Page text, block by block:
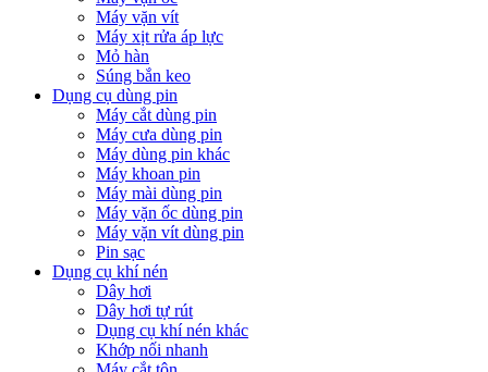
Máy vặn vít
Máy xịt rửa áp lực
Mỏ hàn
Súng bắn keo
Dụng cụ dùng pin
Máy cắt dùng pin
Máy cưa dùng pin
Máy dùng pin khác
Máy khoan pin
Máy mài dùng pin
Máy vặn ốc dùng pin
Máy vặn vít dùng pin
Pin sạc
Dụng cụ khí nén
Dây hơi
Dây hơi tự rút
Dụng cụ khí nén khác
Khớp nối nhanh